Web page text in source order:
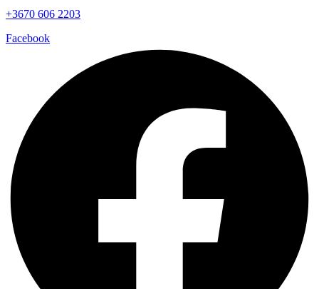
+3670 606 2203
Facebook